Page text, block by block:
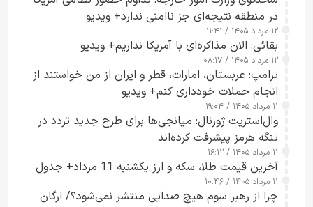
در منطقه نتیجه‌ای جز ناامنی ندارد+ ویدیو
۱۲ مرداد ۱۴۰۵ / ۱۱:۴۱
بقائی: الان مذاکره‌ای با آمریکا نداریم+ ویدیو
۱۲ مرداد ۱۴۰۵ / ۰۸:۱۷
ترامپ: عربستان، امارات، قطر و ایران از من خواستند از
انجام حملات خودداری کنم+ ویدیو
۱۱ مرداد ۱۴۰۵ / ۱۹:۰۴
وال‌استریت ژورنال: میانجی‌ها برای طرح جدید تردد در
تنگه هرمز پیشرفت کرده‌اند
۱۱ مرداد ۱۴۰۵ / ۱۶:۱۲
آخرین قیمت طلا، سکه و ارز یکشنبه 11 مرداد+ جدول
۱۱ مرداد ۱۴۰۵ / ۱۰:۴۶
چرا از رهبر سوم هیچ صدایی منتشر نمی‌شود؟/ ارگان